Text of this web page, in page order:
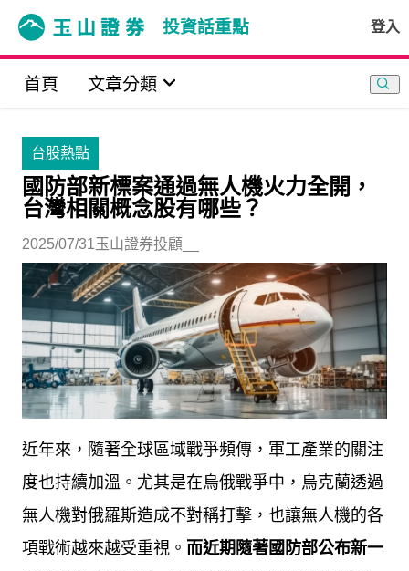
投資話重點 登入
首頁 文章分類
台股熱點
國防部新標案通過無人機火力全開，
台灣相關概念股有哪些？
2025/07/31玉山證券投顧__
近年來，隨著全球區域戰爭頻傳，軍工產業的關注
度也持續加溫。尤其是在烏俄戰爭中，烏克蘭透過
無人機對俄羅斯造成不對稱打擊，也讓無人機的各
項戰術越來越受重視。 而近期隨著國防部公布新一